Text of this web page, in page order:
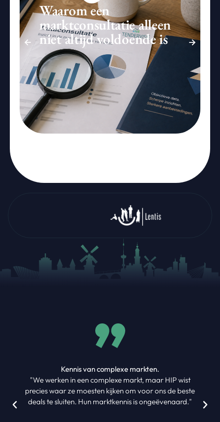
Waarom een
marktconsultatie alleen
niet altijd voldoende is
Kennis van complexe markten.
"We werken in een complexe markt, maar HIP wist
precies waar ze moesten kijken om voor ons de beste
deals te sluiten. Hun marktkennis is ongeëvenaard."